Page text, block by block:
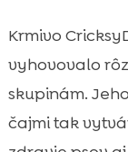
Krmivo
vyhovovalo
skupinám.
čajmi tak